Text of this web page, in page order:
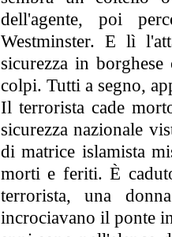
dell'agente, poi
Westminster. E lì
sicurezza in
colpi. Tutti a segno,
Il terrorista cade
sicurezza nazionale
di matrice islamista
morti e feriti. È
terrorista, una
incrociavano il ponte